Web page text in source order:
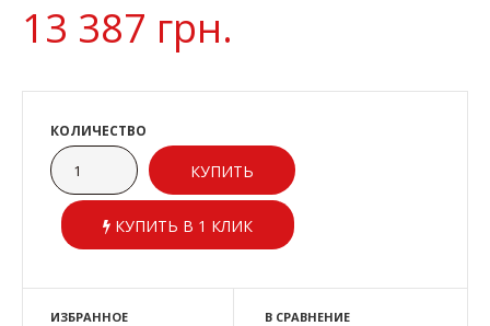
13 387 грн.
КОЛИЧЕСТВО
КУПИТЬ В 1 КЛИК
ИЗБРАННОЕ В СРАВНЕНИЕ